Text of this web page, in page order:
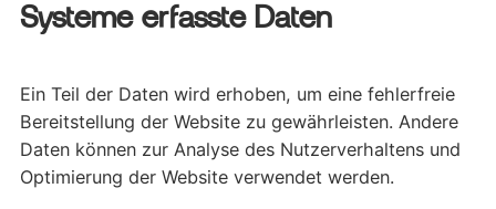
Systeme erfasste Daten
Ein Teil der Daten wird erhoben, um eine fehlerfreie
Bereitstellung der Website zu gewährleisten. Andere
Daten können zur Analyse des Nutzerverhaltens und
Optimierung der Website verwendet werden.